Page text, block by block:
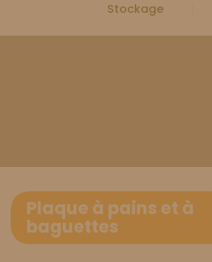
Stockage
Plaque à pains et à
baguettes